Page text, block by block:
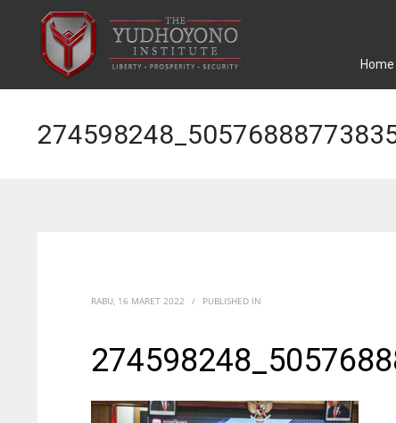
Home
RABU, 16 MARET 2022 / PUBLISHED IN